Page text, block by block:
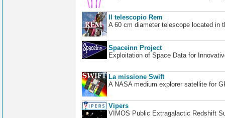
Il telescopio Rem
A 60 cm diameter telescope located in
Spaceinn Project
Exploitation of Space Data for
La missione Swift
A NASA medium explorer satellite for
Vipers
VIMOS Public Extragalactic Redshift